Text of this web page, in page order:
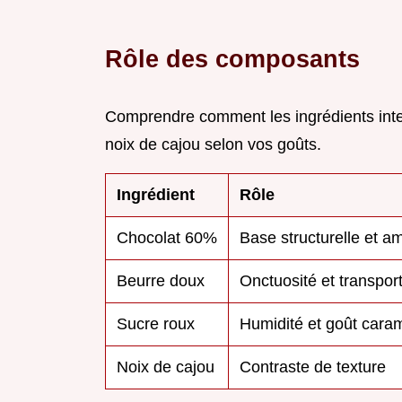
Rôle des composants
Comprendre comment les ingrédients
noix de cajou selon vos goûts.
Ingrédient Rôle
Chocolat 60% Base structurelle et
Beurre doux Onctuosité et
Sucre roux Humidité et goût
Noix de cajou Contraste de texture